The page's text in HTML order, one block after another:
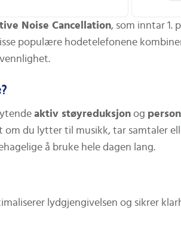
Noise Cancellation, som inntar 1.
populære hodetelefonene
aktiv støyreduksjon og
du lytter til musikk, tar samtaler
å bruke hele dagen lang.
lydgjengivelsen og sikrer